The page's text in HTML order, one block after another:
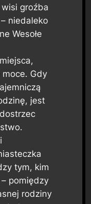
groźba
niedaleko
Wesołe
Gdy
jest
tym, kim
pomiędzy
rodziny